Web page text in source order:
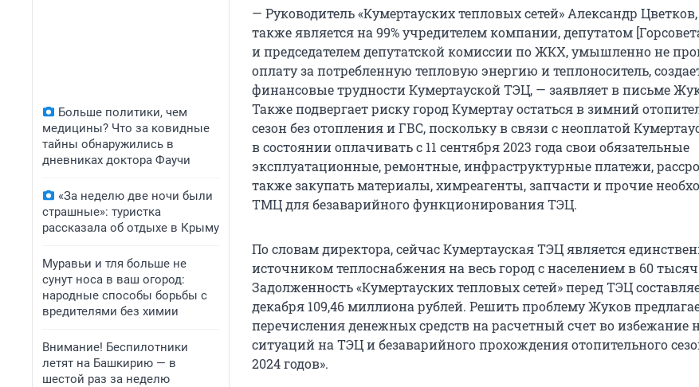
Больше политики, чем
медицины? Что за ковидные
тайны обнаружились в
дневниках доктора Фаучи
«За неделю две ночи были
страшные»: туристка
рассказала об отдыхе в Крыму
Муравьи и тля больше не
сунут носа в ваш огород:
народные способы борьбы с
вредителями без химии
Внимание! Беспилотники
летят на Башкирию — в
шестой раз за неделю
— Руководитель «Кумертауских тепловых сетей» Александр
также является на 99% учредителем компании, депутатом
и председателем депутатской комиссии по ЖКХ, умышленно не
оплату за потребленную тепловую энергию и теплоноситель,
финансовые трудности Кумертауской ТЭЦ, — заявляет в письме
Также подвергает риску город Кумертау остаться в зимний
сезон без отопления и ГВС, поскольку в связи с неоплатой
в состоянии оплачивать с 11 сентября 2023 года свои обязательные
эксплуатационные, ремонтные, инфраструктурные платежи,
также закупать материалы, химреагенты, запчасти и прочие
ТМЦ для безаварийного функционирования ТЭЦ.
По словам директора, сейчас Кумертауская ТЭЦ является
источником теплоснабжения на весь город с населением в 60
Задолженность «Кумертауских тепловых сетей» перед ТЭЦ
декабря 109,46 миллиона рублей. Решить проблему Жуков
перечисления денежных средств на расчетный счет во избежание
ситуаций на ТЭЦ и безаварийного прохождения отопительного
2024 годов».